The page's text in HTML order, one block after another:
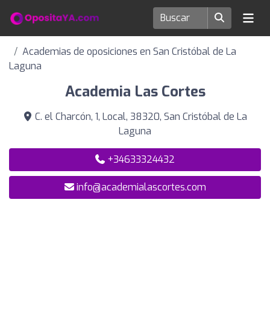
Academias de oposiciones en San Cristóbal de La
Laguna
Academia Las Cortes
C. el Charcón, 1, Local, 38320, San Cristóbal de La
Laguna
+34633324432
info@academialascortes.com